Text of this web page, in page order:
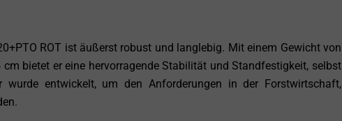
ROT ist äußerst robust und langlebig. Mit einem Gewicht von
bietet er eine hervorragende Stabilität und Standfestigkeit, selbst
wurde entwickelt, um den Anforderungen in der Forstwirtschaft,